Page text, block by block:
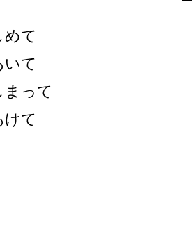
めて
いて
まって
けて